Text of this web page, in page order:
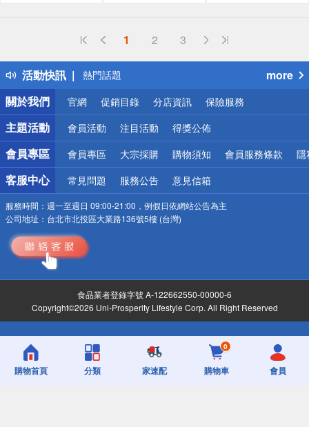
1 2 3
活動快訊
詐騙網頁！請小心！
得獎公告
熱門話題
銀行優惠
偏遠地區配送
詐騙網頁！請小心！
more
關於我們
官網 促銷目錄 分店資訊 保險服務
主題活動 會員活動 注目活動 得獎公佈
會員專區 會員專區 大宗採購 購物須知 會員服務條款 隱
客服中心 常見問題 服務公告 意見信箱
服務時間： 週一至週日 09:00-21:00，例假日依網站公告為主
公司地址： 台北市北投區大業路136號5樓 (台灣)
食品業者登錄字號 A-122662550-00000-6
Copyright©2026 Uni-Prosperity Lifestyle Corp. All Right Reserved
購物首頁 分類 家速配
0
購物車 會員